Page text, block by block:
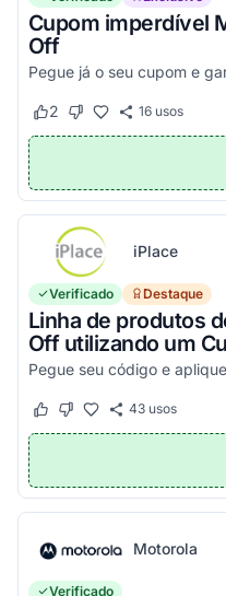
Cupom imperdível
Off
Este cupom funcionou
2 Este cupom não
16usos
iPlace
Verificado Destaque
Linha de produtos
Off utilizando um
Este cupom funcionou
Este cupom não
43usos
Motorola
Verificado